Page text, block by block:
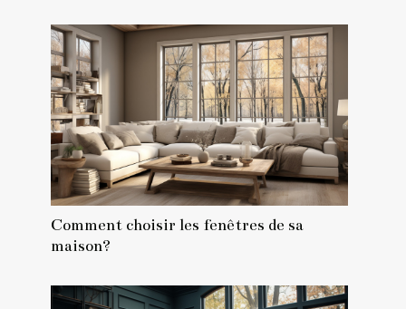
Comment choisir les fenêtres de sa
maison?